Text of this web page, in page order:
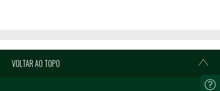
VOLTAR AO TOPO